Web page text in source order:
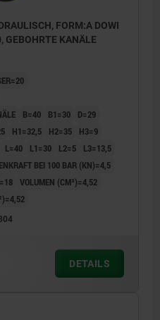
FORM:A DOWI
GEBOHRTE KANÄLE
B=40 B1=30
D=29
H1=32,5 H2=35
H3=9
L=40 L1=30 L2=5
L3=13,5
BEI 100 BAR (KN)=4,5
VOLUMEN (CM³)=4,52
DETAILS